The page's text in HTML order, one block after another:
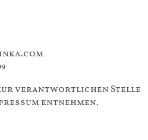
verantwortlichen Stelle
entnehmen.